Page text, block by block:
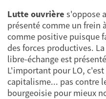
Lutte ouvrière s'oppose
présenté comme un frein
comme positive puisque
des forces productives.
libre-échange est
L'important pour LO,
capitalisme... pas contre
bourgeoisie pour mieux